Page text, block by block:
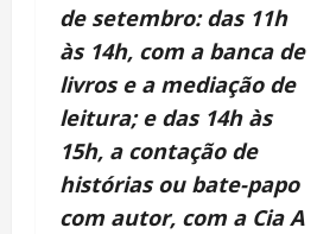
de setembro: das 11h
às 14h, com a banca de
livros e a mediação de
leitura; e das 14h às
15h, a contação de
histórias ou bate-papo
com autor, com a Cia A